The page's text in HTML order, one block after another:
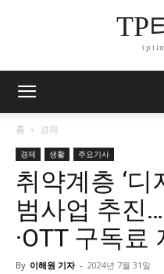
TP
홈 경제
경제 생활 주요기사
취약계층 ‘디
범사업 추진
·OTT 구독료
By 이해원 기자 - 2024년 7월 31일